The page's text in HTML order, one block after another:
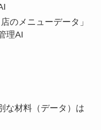
のメニューデータ」
理AI
な材料（データ）は